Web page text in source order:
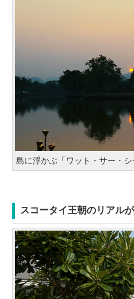
島に浮かぶ「ワット・サー・シ
スコータイ王朝のリアル